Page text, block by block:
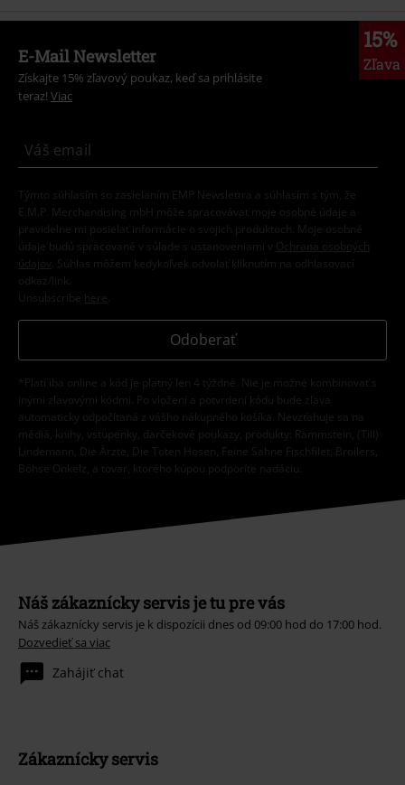
15%
Zľava
E-Mail Newsletter
Získajte 15% zľavový poukaz, keď sa prihlásite
teraz! Viac
Týmto súhlasím so zasielaním EMP Newslettra a súhlasím s tým, že
E.M.P. Merchandising mbH môže spracovávať moje osobné údaje a
pravidelne mi posielať informácie o svojich produktoch. Moje osobné
údaje budú spracované v súlade s ustanoveniami v
Ochrana osobných
údajov
. Súhlas môžem kedykoľvek odvolať kliknutím na odhlasovací
odkaz/link.
Unsubscribe here
Odoberať
*Platí iba online a kód je platný len 4 týždne. Nie je možné kombinovať s
inými zľavovými kódmi. Po vložení a potvrdení kódu bude zľava
automaticky odpočítaná z vášho nákupného košíka. Nevzťahuje sa na
médiá, knihy, vstupenky, darčekové poukazy, produkty: Rammstein, (Till)
Lindemann, Die Ärzte, Die Toten Hosen, Feine Sahne Fischfilet, Broilers,
Böhse Onkelz, a tovar, ktorého kúpou podporíte nadáciu.
Náš zákaznícky servis je tu pre vás
Náš zákaznícky servis je k dispozícii dnes od 09:00 hod do 17:00 hod.
Dozvedieť sa viac
Zahájiť chat
Zákaznícky servis